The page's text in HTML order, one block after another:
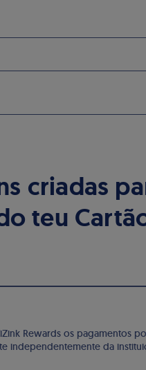
criadas
teu
Rewards os pagamentos
independentemente da